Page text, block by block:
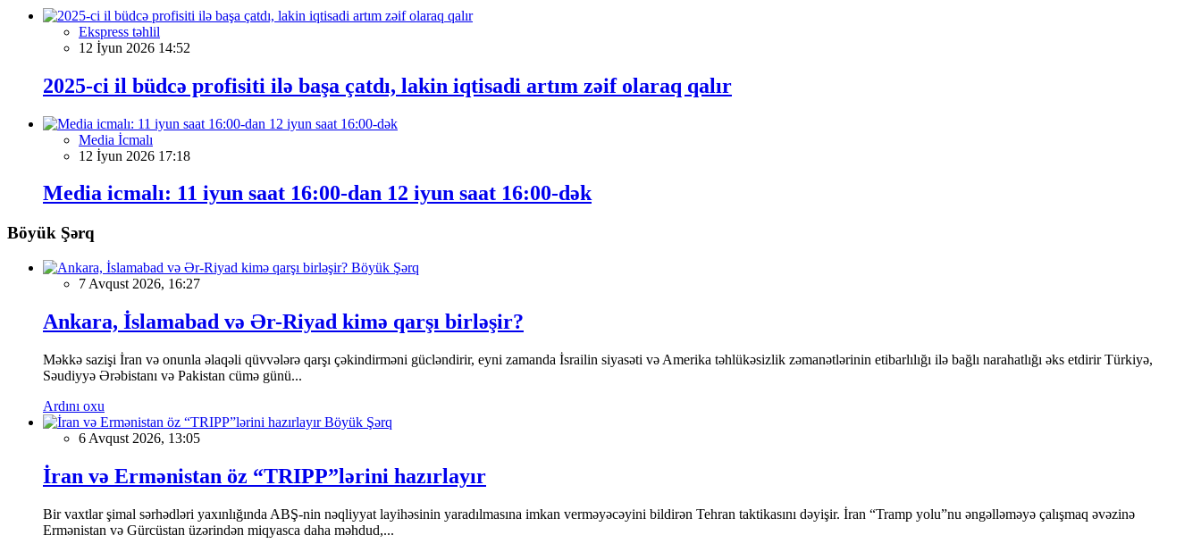
Ekspress təhlil
12 İyun 2026 14:52
2025-ci il büdcə profisiti ilə başa çatdı, lakin iqtisadi artım zəif olaraq qalır
Media İcmalı
12 İyun 2026 17:18
Media icmalı: 11 iyun saat 16:00-dan 12 iyun saat 16:00-dək
Böyük Şərq
Böyük Şərq
7 Avqust 2026, 16:27
Ankara, İslamabad və Ər-Riyad kimə qarşı birləşir?
Məkkə sazişi İran və onunla əlaqəli qüvvələrə qarşı çəkindirməni gücləndirir, eyni zamanda İsrailin siyasəti və Amerika təhlükəsizlik zəmanətlərinin etibarlılığı ilə bağlı narahatlığı əks etdirir Türkiyə,
Səudiyyə Ərəbistanı və Pakistan cümə günü...
Ardını oxu
Böyük Şərq
6 Avqust 2026, 13:05
İran və Ermənistan öz “TRIPP”lərini hazırlayır
Bir vaxtlar şimal sərhədləri yaxınlığında ABŞ-nin nəqliyyat layihəsinin yaradılmasına imkan verməyəcəyini bildirən Tehran taktikasını dəyişir. İran “Tramp yolu”nu əngəlləməyə çalışmaq əvəzinə
Ermənistan və Gürcüstan üzərindən miqyasca daha məhdud,...